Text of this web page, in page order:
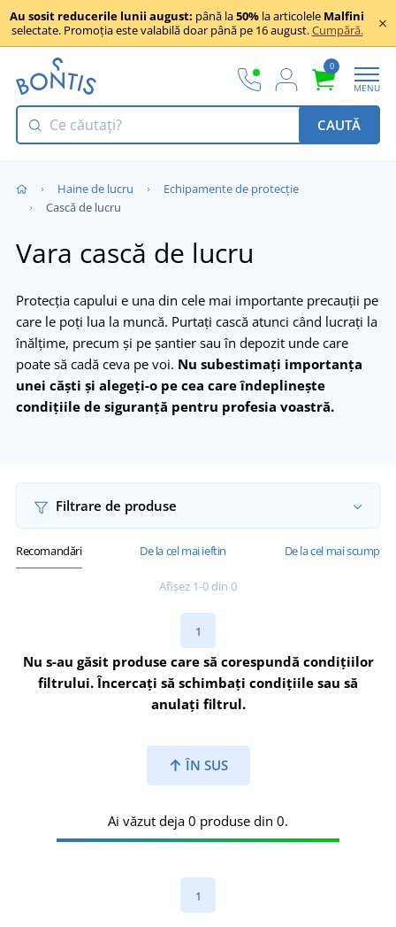
Au sosit reducerile lunii august: până la50% la articolele Malfini
selectate. Promoția este valabilă doar până pe 16 august.Cumpără.
0
MENU
CAUTĂ
Haine de lucru
Echipamente de protecție
Cască de lucru
Vara cască de lucru
Protecția capului e una din cele mai importante precauții pe
care le poți lua la muncă. Purtați cască atunci când lucrați la
înălțime, precum și pe șantier sau în depozit unde care
poate să cadă ceva pe voi. Nu subestimați importanța
unei căști și alegeți-o pe cea care îndeplinește
condițiile de siguranță pentru profesia voastră.
Filtrare de produse
Recomandări De la cel mai ieftin De la cel mai scump
Afișez 1-0 din 0
1
Nu s-au găsit produse care să corespundă condițiilor
filtrului. Încercați să schimbați condițiile sau să
anulați filtrul.
ÎN SUS
Ai văzut deja 0 produse din 0.
1